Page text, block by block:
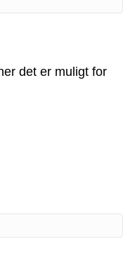
det er muligt for